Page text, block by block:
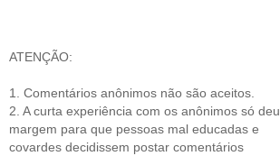
ATENÇÃO:
1. Comentários anônimos não são aceitos.
2. A curta experiência com os anônimos só deu
margem para que pessoas mal educadas e
covardes decidissem postar comentários